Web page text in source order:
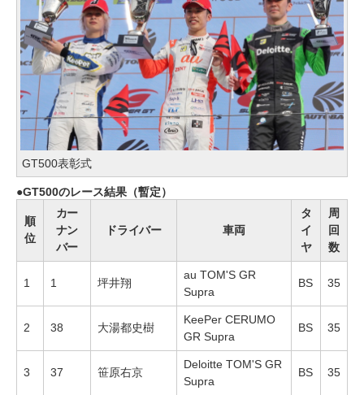
GT500表彰式
GT500のレース結果（暫定）
順
位
カー
ナン
バー
ドライバー 車両
タ
イ
ヤ
周
回
数
1 1 坪井翔
au TOM'S GR
Supra
BS 35
2 38 大湯都史樹
KeePer CERUMO
GR Supra
BS 35
3 37 笹原右京
Deloitte TOM'S GR
Supra
BS 35